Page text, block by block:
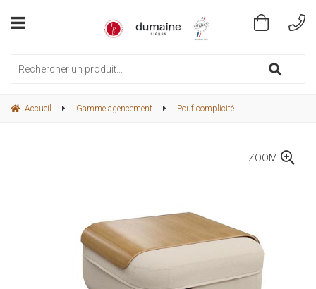
Accueil Gamme agencement Pouf complicité
ZOOM